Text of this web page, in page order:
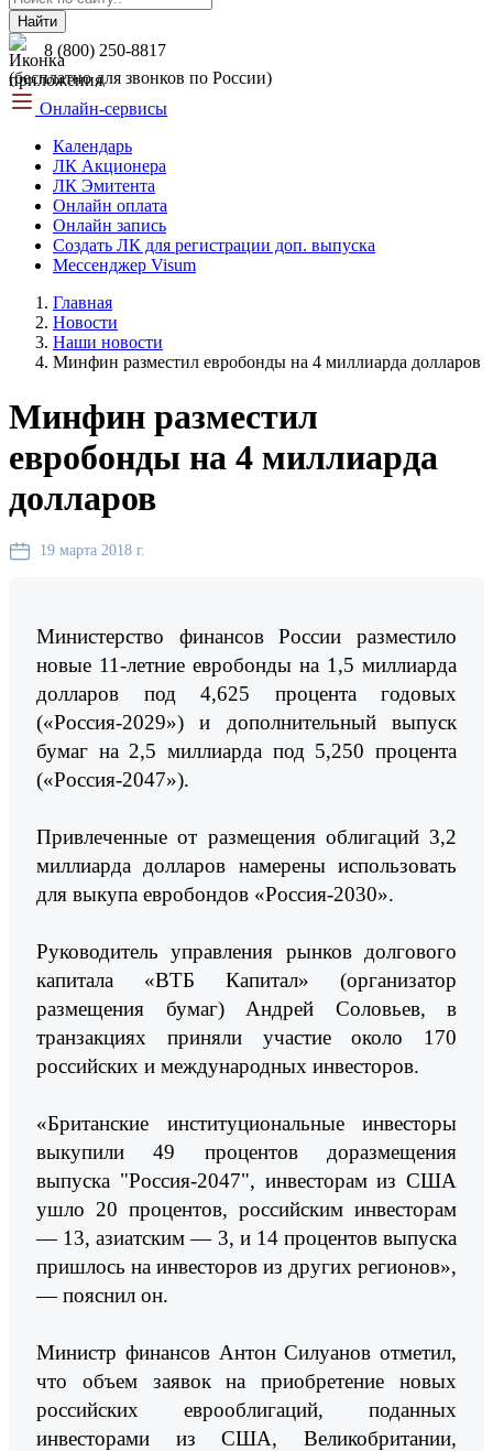
Найти
8 (800) 250-8817
(бесплатно для звонков по России)
Онлайн-сервисы
Календарь
ЛК Акционера
ЛК Эмитента
Онлайн оплата
Онлайн запись
Создать ЛК для регистрации доп. выпуска
Мессенджер Visum
Главная
Новости
Наши новости
Минфин разместил евробонды на 4 миллиарда долларов
Минфин разместил
евробонды на 4 миллиарда
долларов
19 марта 2018 г.
Министерство финансов России разместило
новые 11-летние евробонды на 1,5 миллиарда
долларов под 4,625 процента годовых
(«Россия-2029») и дополнительный выпуск
бумаг на 2,5 миллиарда под 5,250 процента
(«Россия-2047»).
Привлеченные от размещения облигаций 3,2
миллиарда долларов намерены использовать
для выкупа евробондов «Россия-2030».
Руководитель управления рынков долгового
капитала «ВТБ Капитал» (организатор
размещения бумаг) Андрей Соловьев, в
транзакциях приняли участие около 170
российских и международных инвесторов.
«Британские институциональные инвесторы
выкупили 49 процентов доразмещения
выпуска "Россия-2047", инвесторам из США
ушло 20 процентов, российским инвесторам
— 13, азиатским — 3, и 14 процентов выпуска
пришлось на инвесторов из других регионов»,
— пояснил он.
Министр финансов Антон Силуанов отметил,
что объем заявок на приобретение новых
российских еврооблигаций, поданных
инвесторами из США, Великобритании,